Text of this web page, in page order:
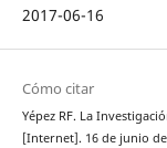
2017-06-16
Cómo citar
Yépez RF. La
[Internet]. 16 de junio